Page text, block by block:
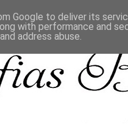
Google to deliver its
with performance and
address abuse.